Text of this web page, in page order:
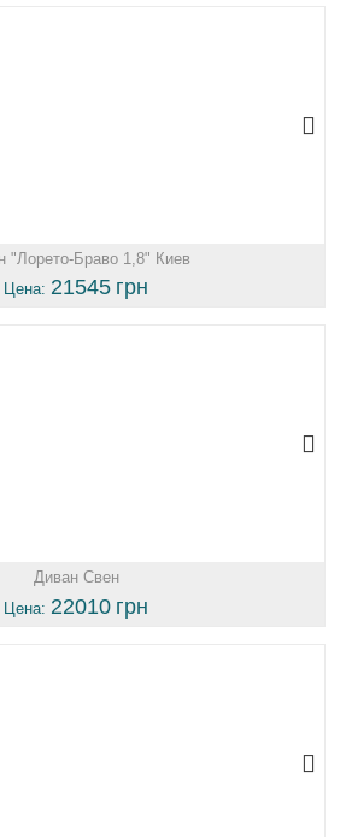
"Лорето-Браво 1,8" Киев
Цена: 21545 грн
Диван Свен
Цена: 22010 грн